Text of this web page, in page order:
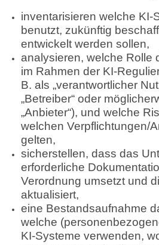
inventarisieren welche KI-
benutzt, zukünftig
entwickelt werden sollen,
analysieren, welche Rolle
im Rahmen der KI-
B. als „verantwortlicher
„Betreiber“ oder
„Anbieter“), und welche
welchen Verpflichtungen/
gelten,
sicherstellen, dass das
erforderliche
Verordnung umsetzt und
aktualisiert,
eine Bestandsaufnahme
welche
KI-Systeme verwenden,